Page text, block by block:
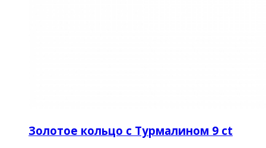
Золотое кольцо с Турмалином 9 ct